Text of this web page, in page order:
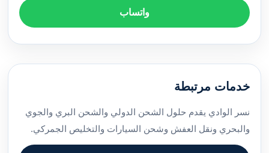
واتساب
خدمات مرتبطة
نسر الوادي يقدم حلول الشحن الدولي والشحن البري والجوي
والبحري ونقل العفش وشحن السيارات والتخليص الجمركي.